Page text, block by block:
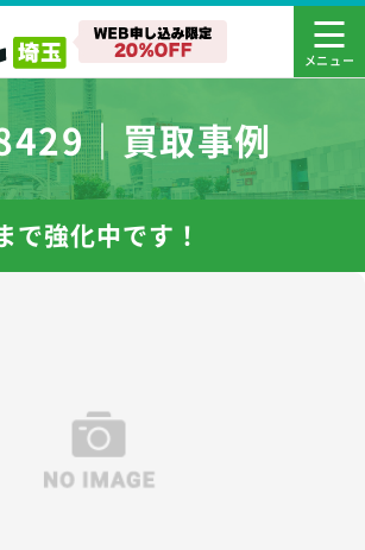
｜買取事例
で強化中です！